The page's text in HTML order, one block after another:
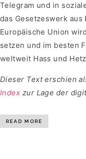
Telegram und in
das Gesetzeswerk
Europäische Union
setzen und im besten
weltweit Hass und
Dieser Text erschien
Index zur Lage der
READ MORE